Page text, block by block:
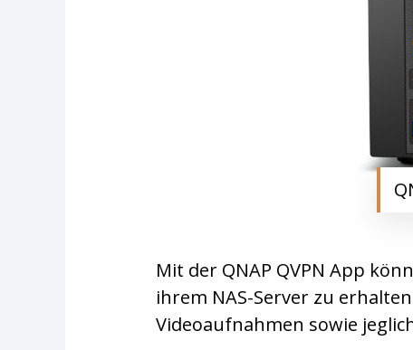
Mit der QNAP QVPN App
ihrem NAS-Server zu
Videoaufnahmen sowie